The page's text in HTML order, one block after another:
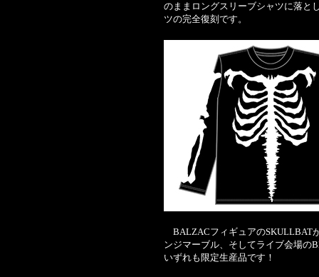
のままロングスリーブシャツに落と
ツの完全復刻です。
BALZACフィギュアのSKULLBAT
ンジマーブル、そしてライブ会場の
いずれも限定生産品です！